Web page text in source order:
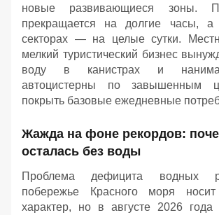
новые развивающиеся зоны.
прекращается на долгие часы, а
секторах — на целые сутки.
мелкий туристический бизнес
воду в канистрах и
автоцистерны по завышенным
покрыть базовые ежедневные
Жажда на фоне рекордов:
осталась без воды
Проблема дефицита водных
побережье Красного моря носит
характер, но в августе 2026 года